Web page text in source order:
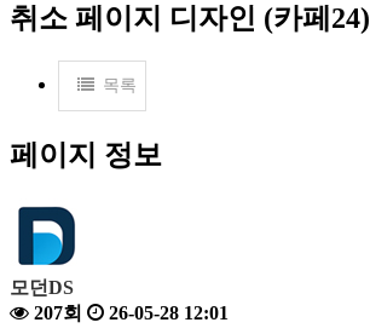
취소 페이지 디자인 (카페24)
목록
페이지 정보
모던DS
207회
26-05-28 12:01